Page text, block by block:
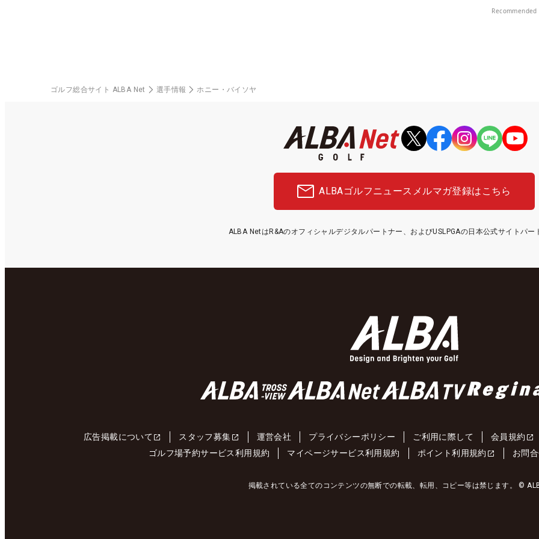
Recommended
ゴルフ総合サイト ALBA Net 選手情報 ホニー・バイソヤ
ALBAゴルフニュース メルマガ登録はこちら
ALBA NetはR&Aのオフィシャルデジタルパートナー、およびUSLPGAの日本公式サイトパー
広告掲載について スタッフ募集 運営会社 プライバシーポリシー ご利用に際して 会員規約
ゴルフ場予約サービス利用規約
マイページサービス利用規約 ポイント利用規約 お問
掲載されている全てのコンテンツの無断での転載、転用、コピー等は禁じます。 ©